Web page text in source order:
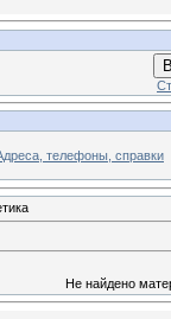
телефоны, справки
Не найдено